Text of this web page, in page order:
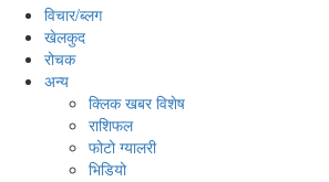
विचार/ब्लग
खेलकुद
रोचक
अन्य
क्लिक खबर विशेष
राशिफल
फोटो ग्यालरी
भिडियो